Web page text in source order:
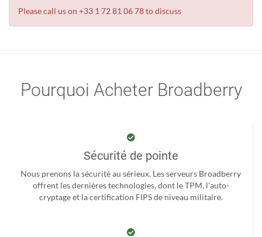
Please call us on +33 1 72 81 06 78 to discuss
Pourquoi Acheter Broadberry
Sécurité de pointe
Nous prenons la sécurité au sérieux. Les serveurs Broadberry
offrent les dernières technologies, dont le TPM, l'auto-
cryptage et la certification FIPS de niveau militaire.